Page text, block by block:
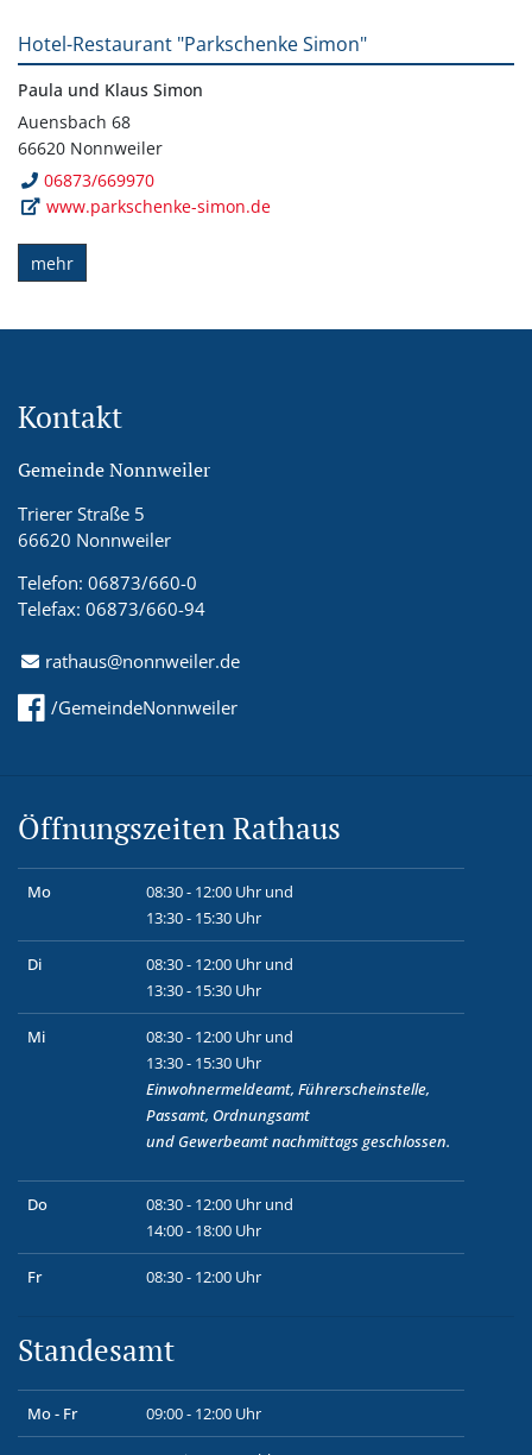
Hotel-Restaurant "Parkschenke Simon"
Paula und Klaus Simon
Auensbach 68
66620 Nonnweiler
06873/669970
www.parkschenke-simon.de
mehr
Kontakt
Gemeinde Nonnweiler
Trierer Straße 5
66620 Nonnweiler
Telefon: 06873/660-0
Telefax: 06873/660-94
rathaus@nonnweiler.de
/GemeindeNonnweiler
Öffnungszeiten Rathaus
Mo
08:30 - 12:00 Uhr und
13:30 - 15:30 Uhr
Di
08:30 - 12:00 Uhr und
13:30 - 15:30 Uhr
Mi
08:30 - 12:00 Uhr und
13:30 - 15:30 Uhr
Einwohnermeldeamt, Führerscheinstelle,
Passamt, Ordnungsamt
und Gewerbeamtnachmittags geschlossen.
Do
08:30 - 12:00 Uhr und
14:00 - 18:00 Uhr
Fr 08:30 - 12:00 Uhr
Standesamt
Mo - Fr 09:00 - 12:00 Uhr